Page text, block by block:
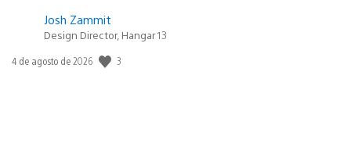
Josh Zammit
Design Director, Hangar 13
Fecha
4 de agosto de 2026 3